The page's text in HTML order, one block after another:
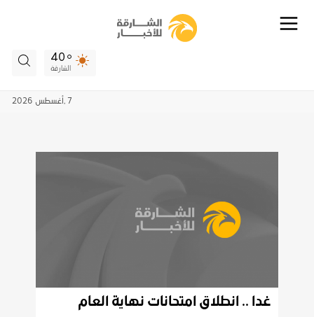
40
الشارقة
7 , أغسطس 2026
غدا .. انطلاق امتحانات نهاية العام